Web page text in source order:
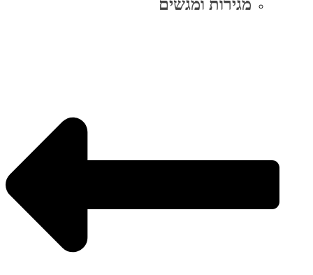
מגירות ומגשים